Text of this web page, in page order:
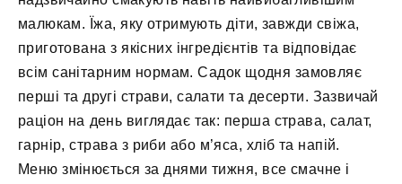
малюкам. Їжа, яку отримують діти, завжди свіжа,
приготована з якісних інгредієнтів та відповідає
всім санітарним нормам. Садок щодня замовляє
перші та другі страви, салати та десерти. Зазвичай
раціон на день виглядає так: перша страва, салат,
гарнір, страва з риби або м’яса, хліб та напій.
Меню змінюється за днями тижня, все смачне і